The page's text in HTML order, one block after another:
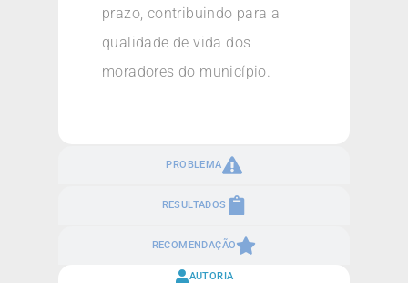
PROBLEMA
RESULTADOS
RECOMENDAÇÃO
prazo, contribuindo para a
qualidade de vida dos
moradores do município.
AUTORIA